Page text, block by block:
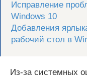
Исправление
Windows 10
Добавления
рабочий стол в
Из-за системных